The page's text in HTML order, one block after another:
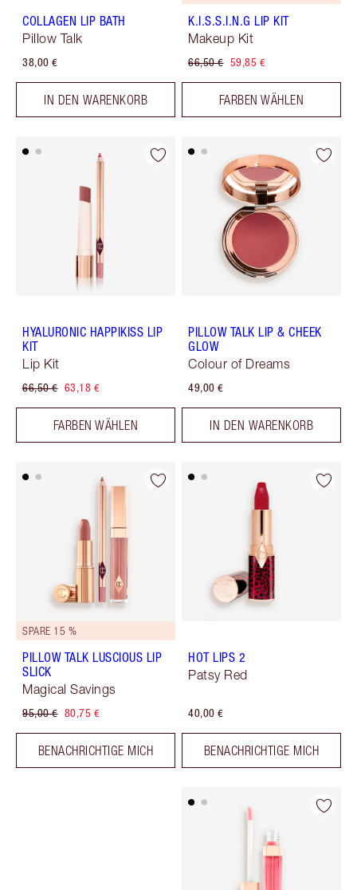
COLLAGEN LIP BATH
Pillow Talk
38,00 €
IN DEN WARENKORB
K.I.S.S.I.N.G LIP KIT
Makeup Kit
66,50 € 59,85 €
FARBEN WÄHLEN
HYALURONIC HAPPIKISS LIP
KIT
Lip Kit
66,50 € 63,18 €
FARBEN WÄHLEN
PILLOW TALK LIP & CHEEK
GLOW
Colour of Dreams
49,00 €
IN DEN WARENKORB
SPARE 15 %
PILLOW TALK LUSCIOUS LIP
SLICK
Magical Savings
95,00 € 80,75 €
BENACHRICHTIGE MICH
HOT LIPS 2
Patsy Red
40,00 €
BENACHRICHTIGE MICH